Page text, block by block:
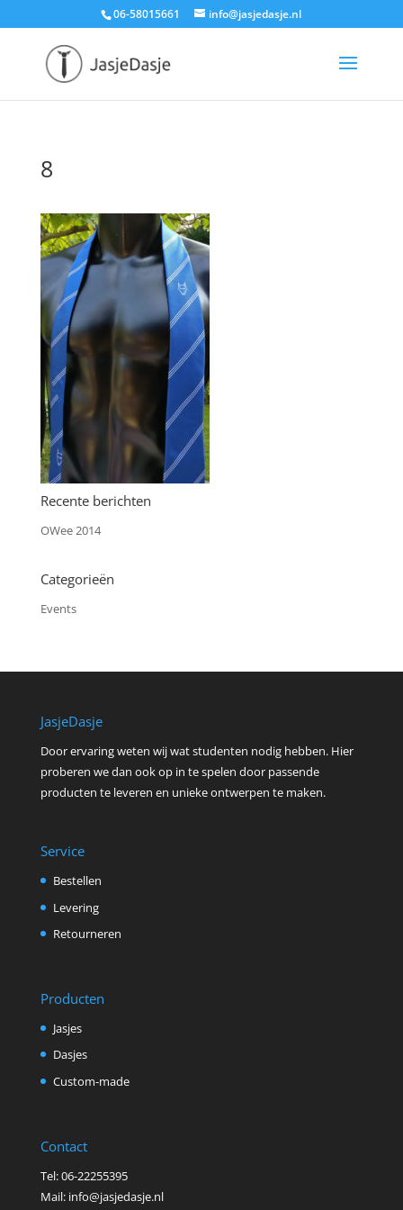
06-58015661 info@jasjedasje.nl
8
Recente berichten
OWee 2014
Categorieën
Events
JasjeDasje
Door ervaring weten wij wat studenten nodig hebben. Hier
proberen we dan ook op in te spelen door passende
producten te leveren en unieke ontwerpen te maken.
Service
Bestellen
Levering
Retourneren
Producten
Jasjes
Dasjes
Custom-made
Contact
Tel: 06-22255395
Mail: info@jasjedasje.nl